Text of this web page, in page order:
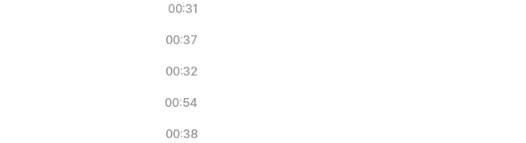
00:31
00:37
00:32
00:54
00:38